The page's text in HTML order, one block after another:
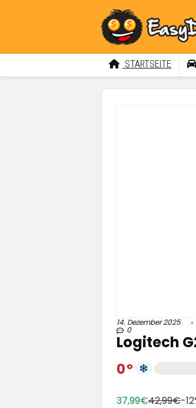
STARTSEITE
14. Dezember 2025
0
Logitech
0
37,99€42,99€-